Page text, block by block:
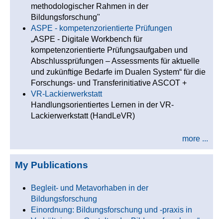
methodologischer Rahmen in der
Bildungsforschung"
ASPE - kompetenzorientierte Prüfungen
„ASPE - Digitale Workbench für
kompetenzorientierte Prüfungsaufgaben und
Abschlussprüfungen – Assessments für aktuelle
und zukünftige Bedarfe im Dualen System“ für die
Forschungs- und Transferinitiative ASCOT +
VR-Lackierwerkstatt
Handlungsorientiertes Lernen in der VR-
Lackierwerkstatt (HandLeVR)
more ...
My Publications
Begleit- und Metavorhaben in der
Bildungsforschung
Einordnung: Bildungsforschung und -praxis in